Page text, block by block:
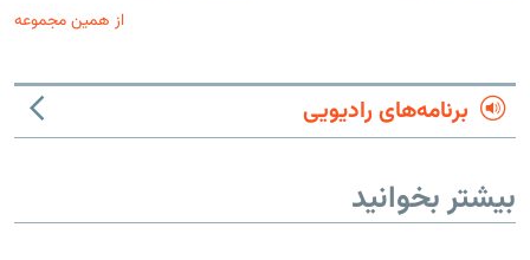
از همین مجموعه
برنامه‌های رادیویی
بیشتر بخوانید